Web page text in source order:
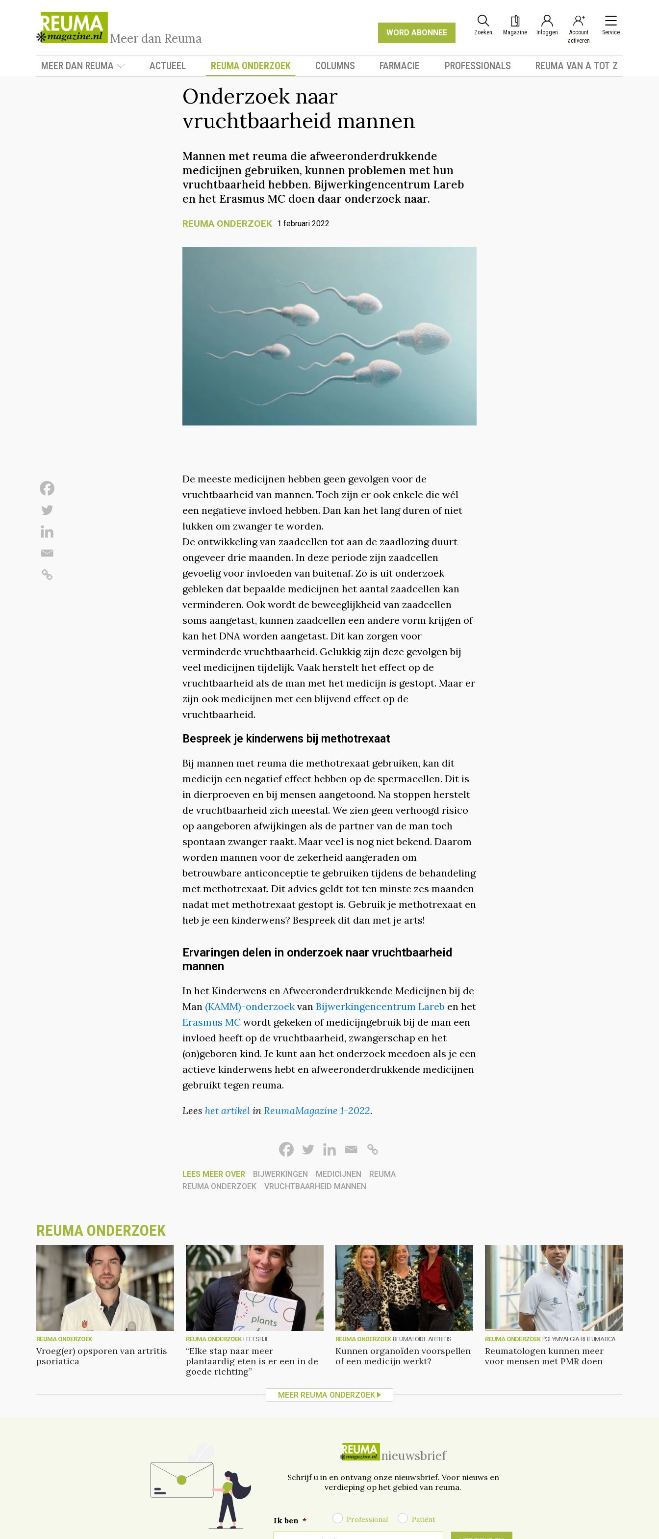
Meer dan Reuma WORD ABONNEE Zoeken Magazine Inloggen
Account
activeren
Service
MEER DAN REUMA ACTUEEL REUMA ONDERZOEK COLUMNS FARMACIE PROFESSIONALS REUMA VAN A TOT Z
Onderzoek naar
vruchtbaarheid mannen
Mannen met reuma die afweeronderdrukkende
medicijnen gebruiken, kunnen problemen met hun
vruchtbaarheid hebben. Bijwerkingencentrum Lareb
en het Erasmus MC doen daar onderzoek naar.
REUMA ONDERZOEK 1 februari 2022
De meeste medicijnen hebben geen gevolgen voor de
vruchtbaarheid van mannen. Toch zijn er ook enkele die wél
een negatieve invloed hebben. Dan kan het lang duren of niet
lukken om zwanger te worden.
De ontwikkeling van zaadcellen tot aan de zaadlozing duurt
ongeveer drie maanden. In deze periode zijn zaadcellen
gevoelig voor invloeden van buitenaf. Zo is uit onderzoek
gebleken dat bepaalde medicijnen het aantal zaadcellen kan
verminderen. Ook wordt de beweeglijkheid van zaadcellen
soms aangetast, kunnen zaadcellen een andere vorm krijgen of
kan het DNA worden aangetast. Dit kan zorgen voor
verminderde vruchtbaarheid. Gelukkig zijn deze gevolgen bij
veel medicijnen tijdelijk. Vaak herstelt het effect op de
vruchtbaarheid als de man met het medicijn is gestopt. Maar er
zijn ook medicijnen met een blijvend effect op de
vruchtbaarheid.
Bespreek je kinderwens bij methotrexaat
Bij mannen met reuma die methotrexaat gebruiken, kan dit
medicijn een negatief effect hebben op de spermacellen. Dit is
in dierproeven en bij mensen aangetoond. Na stoppen herstelt
de vruchtbaarheid zich meestal. We zien geen verhoogd risico
op aangeboren afwijkingen als de partner van de man toch
spontaan zwanger raakt. Maar veel is nog niet bekend. Daarom
worden mannen voor de zekerheid aangeraden om
betrouwbare anticonceptie te gebruiken tijdens de behandeling
met methotrexaat. Dit advies geldt tot ten minste zes maanden
nadat met methotrexaat gestopt is. Gebruik je methotrexaat en
heb je een kinderwens? Bespreek dit dan met je arts!
Ervaringen delen in onderzoek naar vruchtbaarheid
mannen
In het Kinderwens en Afweeronderdrukkende Medicijnen bij de
Man (KAMM)-onderzoek van Bijwerkingencentrum Lareb en het
Erasmus MC wordt gekeken of medicijngebruik bij de man een
invloed heeft op de vruchtbaarheid, zwangerschap en het
(on)geboren kind. Je kunt aan het onderzoek meedoen als je een
actieve kinderwens hebt en afweeronderdrukkende medicijnen
gebruikt tegen reuma.
Lees het artikel in ReumaMagazine 1-2022.
LEES MEER OVER BIJWERKINGEN MEDICIJNEN
REUMA
REUMA ONDERZOEK
VRUCHTBAARHEID MANNEN
REUMA ONDERZOEK
REUMA ONDERZOEK
Vroeg(er) opsporen van artritis
psoriatica
REUMA ONDERZOEK LEEFSTIJL
“Elke stap naar meer
plantaardig eten is er een in de
goede richting”
REUMA ONDERZOEK REUMATOÏDE ARTRITIS
Kunnen organoïden voorspellen
of een medicijn werkt?
REUMA ONDERZOEK POLYMYALGIA RHEUMATICA
Reumatologen kunnen meer
voor mensen met PMR doen
MEER REUMA ONDERZOEK
nieuwsbrief
Schrijf u in en ontvang onze nieuwsbrief. Voor nieuws en
verdieping op het gebied van reuma.
Ik ben * Professional Patiënt